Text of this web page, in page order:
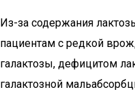
Из-за содержания
пациентам с редкой
галактозы, дефицитом
галактозной